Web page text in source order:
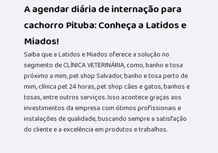
A agendar diária de internação para
cachorro Pituba: Conheça a Latidos e
Miados!
Saiba que a Latidos e Miados oferece a solução no
segmento de CLÍNICA VETERINÁRIA, como, banho e tosa
próximo a mim, pet shop Salvador, banho e tosa perto de
mim, clínica pet 24 horas, pet shop cães e gatos, banhos e
tosas, entre outros serviços. Isso acontece graças aos
investimentos da empresa com ótimos profissionais e
instalações de qualidade, buscando sempre a satisfação
do cliente e a excelência em produtos e trabalhos.